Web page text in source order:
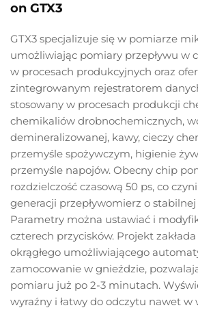
on GTX3
GTX3 specjalizuje się w pomiarze
umożliwiając pomiary przepływu w
w procesach produkcyjnych oraz
zintegrowanym rejestratorem
stosowany w procesach produkcji
chemikaliów drobnochemicznych,
demineralizowanej, kawy, cieczy
przemyśle spożywczym, higienie
przemyśle napojów. Obecny chip
rozdzielczość czasową 50 ps, co
generacji przepływomierz o
Parametry można ustawiać i
czterech przycisków. Projekt
okrągłego umożliwiającego
zamocowanie w gnieździe,
pomiaru już po 2-3 minutach.
wyraźny i łatwy do odczytu nawet w